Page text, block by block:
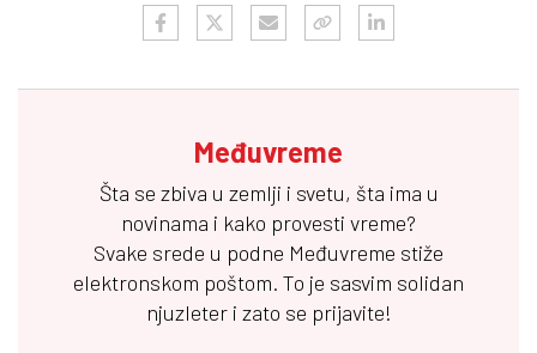
Međuvreme
Šta se zbiva u zemlji i svetu, šta ima u
novinama i kako provesti vreme?
Svake srede u podne Međuvreme stiže
elektronskom poštom. To je sasvim solidan
njuzleter i zato se prijavite!